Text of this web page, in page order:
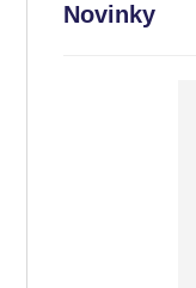
Novinky